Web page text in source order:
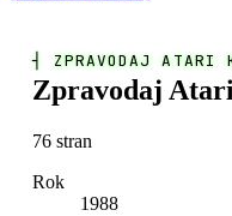
┤ ZPRAVODAJ ATARI
Zpravodaj
76 stran
Rok
1988